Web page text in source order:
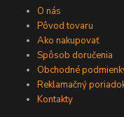
O nás
Pôvod tovaru
Ako nakupovať
Spôsob doručenia
Obchodné
Reklamačný
Kontakty